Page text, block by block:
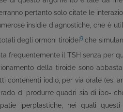
pertanto solo citate le
insidie diagnostiche, che è
degli ormoni tiroidei9 che
frequentemente il TSH senza per
della tiroide sono
contenenti iodio, per via orale (es.
di produrre quadri sia di ipo-
iperplastiche, nei quali